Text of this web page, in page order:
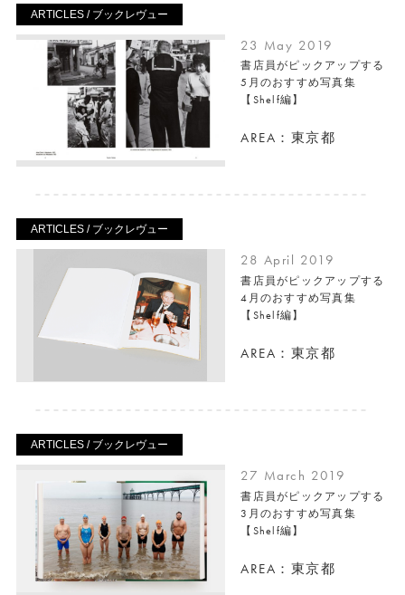
ARTICLES / ブックレヴュー
23 May 2019
書店員がピックアップする
5月のおすすめ写真集
【Shelf編】
AREA：東京都
ARTICLES / ブックレヴュー
28 April 2019
書店員がピックアップする
4月のおすすめ写真集
【Shelf編】
AREA：東京都
ARTICLES / ブックレヴュー
27 March 2019
書店員がピックアップする
3月のおすすめ写真集
【Shelf編】
AREA：東京都